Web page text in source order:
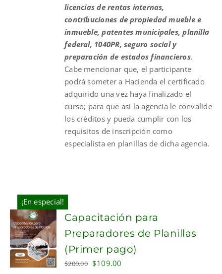
licencias de rentas internas,
contribuciones de propiedad mueble e
inmueble, patentes municipales, planilla
federal, 1040PR, seguro social y
preparación de estados financieros.
Cabe mencionar que, el participante
podrá someter a Hacienda el certificado
adquirido una vez haya finalizado el
curso; para que así la agencia le convalide
los créditos y pueda cumplir con los
requisitos de inscripción como
especialista en planillas de dicha agencia.
¡En especial!
ADD TO
CART
Capacitación para
Preparadores de Planillas
(Primer pago)
$200.00 Original
$109.00